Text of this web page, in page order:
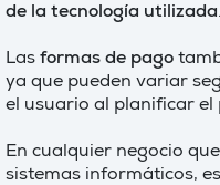
de la tecnología utilizada.
Las formas de pago
ya que pueden variar
el usuario al planificar el
En cualquier negocio
sistemas informáticos,